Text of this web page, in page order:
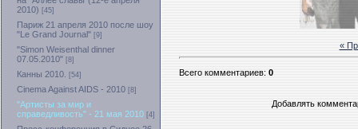
2010) [45]
Париж 21 апреля 2010 после шоу
"Le Grand Journal" [9]
"Simon Weisenthal dinner
07.05.2010" [8]
Канны 2010. [54]
Cinema Against AIDS - 2010 [8]
"Артисты за мир и
справедливость" - 21 мая 2010 [4]
«
Всего комментариев:0
Добавлять